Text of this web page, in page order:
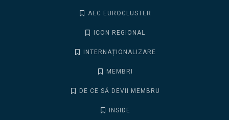
AEC EUROCLUSTER
ICON REGIONAL
INTERNAȚIONALIZARE
MEMBRI
DE CE SĂ DEVII MEMBRU
INSIDE